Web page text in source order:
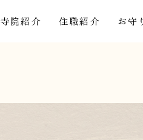
寺院紹介 住職紹介 お守